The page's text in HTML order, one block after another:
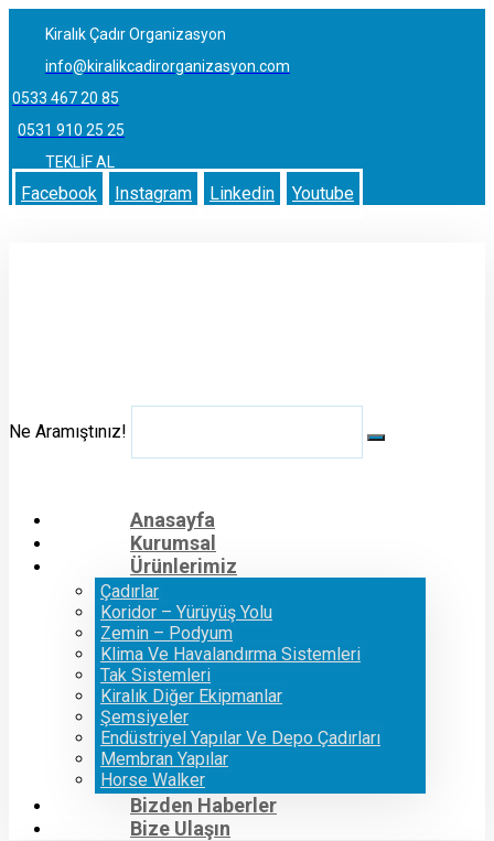
Kiralık Çadır Organizasyon
info@kiralikcadirorganizasyon.com
0533 467 20 85
0531 910 25 25
TEKLİF AL
Facebook Instagram Linkedin Youtube
Ne Aramıştınız!
Anasayfa
Kurumsal
Ürünlerimiz
Çadırlar
Koridor – Yürüyüş Yolu
Zemin – Podyum
Klima Ve Havalandırma Sistemleri
Tak Sistemleri
Kiralık Diğer Ekipmanlar
Şemsiyeler
Endüstriyel Yapılar Ve Depo Çadırları
Membran Yapılar
Horse Walker
Bizden Haberler
Bize Ulaşın